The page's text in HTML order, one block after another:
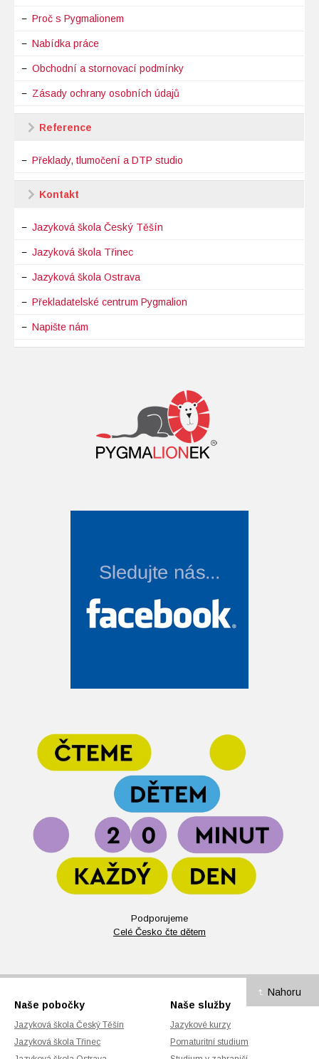
Proč s Pygmalionem
Nabídka práce
Obchodní a stornovací podmínky
Zásady ochrany osobních údajů
Reference
Překlady, tlumočení a DTP studio
Kontakt
Jazyková škola Český Těšín
Jazyková škola Třinec
Jazyková škola Ostrava
Překladatelské centrum Pygmalion
Napište nám
Podporujeme
Celé Česko čte dětem
Naše pobočky
Jazyková škola Český Těšín
Jazyková škola Třinec
Naše služby
Jazykové kurzy
Pomaturitní studium
Nahoru